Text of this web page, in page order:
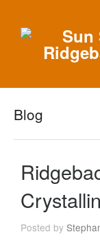
Blog
Posted by